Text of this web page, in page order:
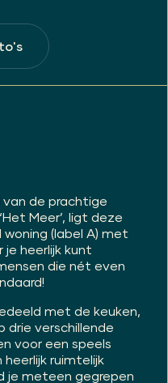
de prachtige
Meer’, ligt deze
(label A) met
je heerlijk kunt
die nét even
met de keuken,
drie verschillende
voor een speels
ruimtelijk
je meteen gegrepen